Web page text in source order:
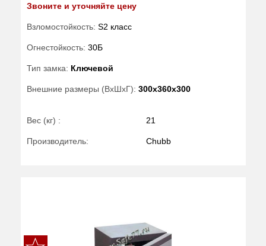
Звоните и уточняйте цену
Взломостойкость: S2 класс
Огнестойкость: 30Б
Тип замка: Ключевой
Внешние размеры (ВхШхГ): 300x360x300
Вес (кг) : 21
Производитель: Chubb